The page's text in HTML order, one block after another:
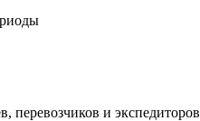
перевозчиков и экспедиторов